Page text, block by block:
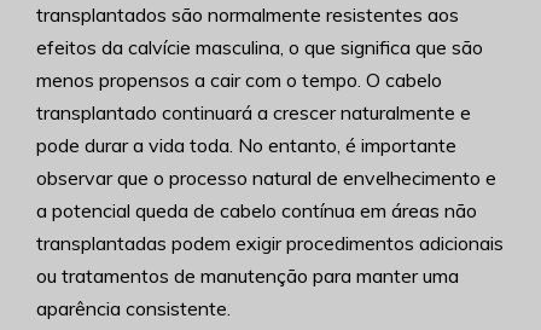
transplantados são normalmente resistentes aos
efeitos da calvície masculina, o que significa que são
menos propensos a cair com o tempo. O cabelo
transplantado continuará a crescer naturalmente e
pode durar a vida toda. No entanto, é importante
observar que o processo natural de envelhecimento e
a potencial queda de cabelo contínua em áreas não
transplantadas podem exigir procedimentos adicionais
ou tratamentos de manutenção para manter uma
aparência consistente.